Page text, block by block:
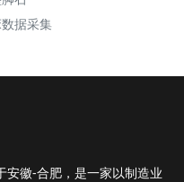
据采集
安徽-合肥，是一家以制造业